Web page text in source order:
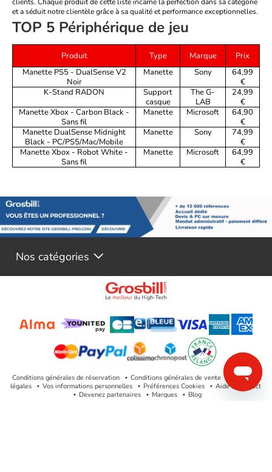
et a séduit notre clientèle grâce à sa qualité et performance exceptionnelles.
TOP 5 Périphérique de jeu
Produit Type Marque
Prix
Manette PS5 - DualSense V2
Noir
Manette Sony
64,99
€
K-Stand RADON
Support
casque
The G-
LAB
24,99
€
Manette Xbox - Carbon Black -
Sans fil
Manette Microsoft
64,90
€
Manette DualSense Midnight
Black - PC/PS5/Mac/Mobile
Manette Sony
74,99
€
Manette Xbox - Robot White -
Sans fil
Manette Microsoft
64,99
€
Nos catégories
Conditions générales de réservation Conditions générales de vente
Mentions
légales
Vos informations personnelles Préférences Cookies
Aide & Contact
Devenez partenaires
Marques Blog